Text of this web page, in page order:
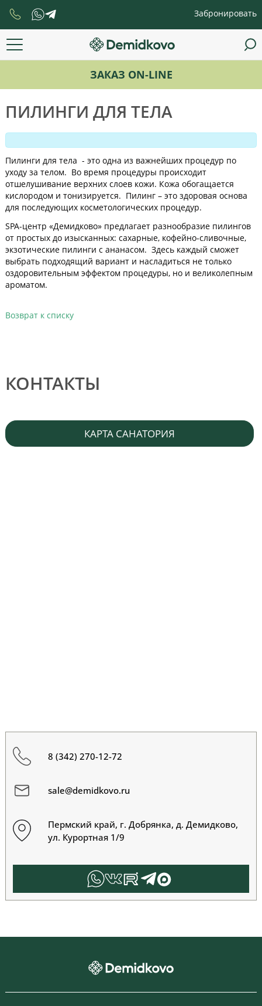
Забронировать
ЗАКАЗ ON-LINE
ПИЛИНГИ ДЛЯ ТЕЛА
Пилинги для тела - это одна из важнейших процедур по
уходу за телом. Во время процедуры происходит
отшелушивание верхних слоев кожи. Кожа обогащается
кислородом и тонизируется. Пилинг – это здоровая основа
для последующих косметологических процедур.
SPA-центр «Демидково» предлагает разнообразие пилингов
от простых до изысканных: сахарные, кофейно-сливочные,
экзотические пилинги с ананасом. Здесь каждый сможет
выбрать подходящий вариант и насладиться не только
оздоровительным эффектом процедуры, но и великолепным
ароматом.
Возврат к списку
КОНТАКТЫ
КАРТА САНАТОРИЯ
8 (342) 270-12-72
sale@demidkovo.ru
Пермский край, г. Добрянка, д. Демидково,
ул. Курортная 1/9